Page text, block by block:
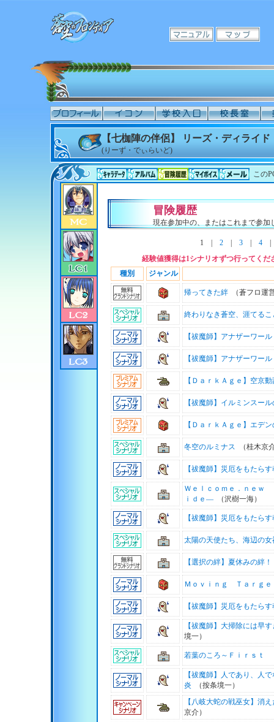
【七枷陣の伴侶】 リーズ・ディライド
(りーず・でぃらいど)
この
冒険履歴
現在参加中の、またはこれまで参
1 2| 3| 4
経験値獲得は1シナリオずつ行ってく
種別
ジャンル
帰ってきた絆 （蒼フロ運
終わりなき蒼空、涯てる
【祓魔師】アナザーワー
【祓魔師】アナザーワー
【ＤａｒｋＡｇｅ】空京動
【祓魔師】イルミンスー
【ＤａｒｋＡｇｅ】エデ
冬空のルミナス （桂木京
【祓魔師】災厄をもたら
Ｗｅｌｃｏｍｅ．ｎｅ
ｉｄｅ― （沢樹一海）
【祓魔師】災厄をもたら
太陽の天使たち、海辺の女
【選択の絆】夏休みの絆！
Ｍｏｖｉｎｇ Ｔａｒｇｅ
【祓魔師】災厄をもたら
【祓魔師】大掃除には早
境一）
若葉のころ～Ｆｉｒｓ
【祓魔師】人であり、人
炎 （按条境一）
【八岐大蛇の戦巫女】消
京介）